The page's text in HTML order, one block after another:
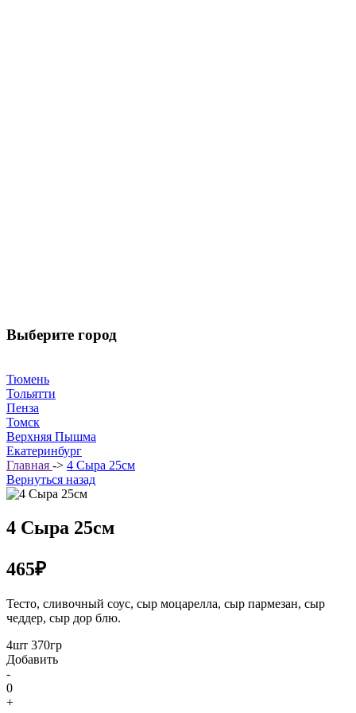
Выберите город
Тюмень
Тольятти
Пенза
Томск
Верхняя Пышма
Екатеринбург
Главная -> 4 Сыра 25см
Вернуться назад
4 Сыра 25см
465₽
Тесто, сливочный соус, сыр моцарелла, сыр пармезан, сыр
чеддер, сыр дор блю.
4шт 370гр
Добавить
-
0
+